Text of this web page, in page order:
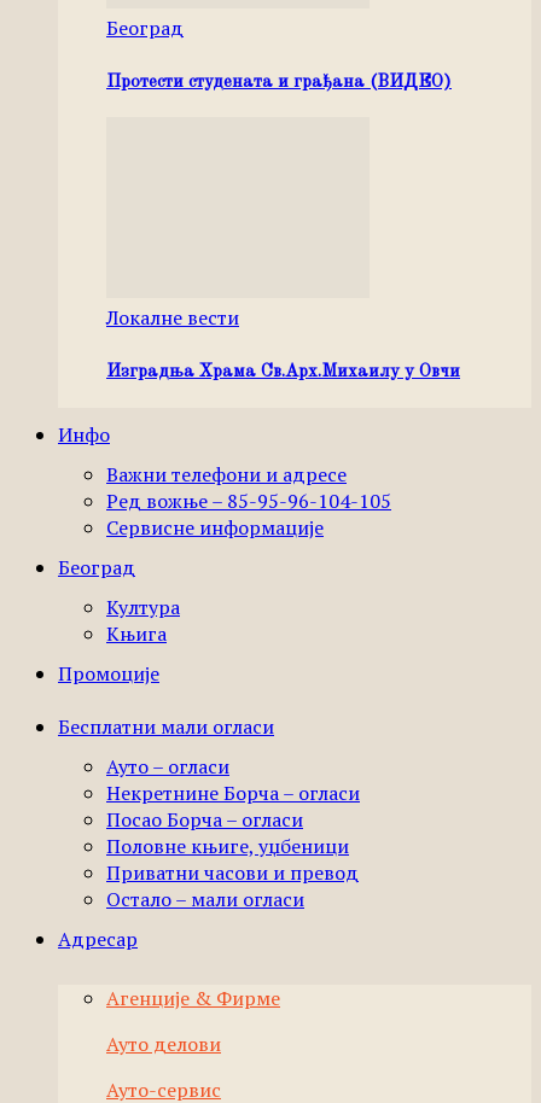
Београд
Протести студената и грађана (ВИДЕО)
Локалне вести
Изградња Храма Св.Арх.Михаилу у Овчи
Инфо
Важни телефони и адресе
Ред вожње – 85-95-96-104-105
Сервисне информације
Београд
Култура
Књига
Промоције
Бесплатни мали огласи
Ауто – огласи
Некретнине Борча – огласи
Посао Борча – огласи
Половне књиге, уџбеници
Приватни часови и превод
Остало – мали огласи
Адресар
Агенције & Фирме
Ауто делови
Ауто-сервис